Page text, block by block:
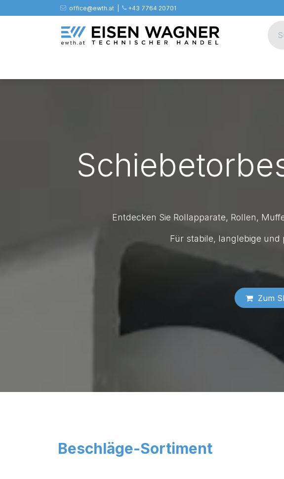
Zum Inhalt springenoffice@ewth.at | ​​​ +43 7764 20701
Entdecken Sie Rollapparate, Rollen,
Für stabile, langlebige
Zum
Beschläge-Sortiment